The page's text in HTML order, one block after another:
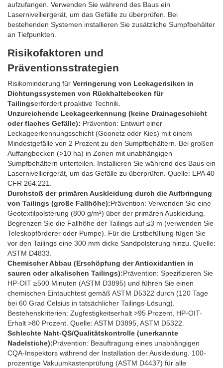
aufzufangen. Verwenden Sie während des Baus ein
Lasernivelliergerät, um das Gefälle zu überprüfen. Bei
bestehenden Systemen installieren Sie zusätzliche Sumpfbehälter
an Tiefpunkten.
Risikofaktoren und
Präventionsstrategien
Risikominderung für Verringerung von Leckagerisiken in
Dichtungssystemen von Rückhaltebecken für
Tailingserfordert proaktive Technik.
Unzureichende Leckageerkennung (keine Drainageschicht
oder flaches Gefälle): Prävention: Entwurf einer
Leckageerkennungsschicht (Geonetz oder Kies) mit einem
Mindestgefälle von 2 Prozent zu den Sumpfbehältern. Bei großen
Auffangbecken (>10 ha) in Zonen mit unabhängigen
Sumpfbehältern unterteilen. Installieren Sie während des Baus ein
Lasernivelliergerät, um das Gefälle zu überprüfen. Quelle: EPA 40
CFR 264.221.
Durchstoß der primären Auskleidung durch die Aufbringung
von Tailings (große Fallhöhe):Prävention: Verwenden Sie eine
Geotextilpolsterung (800 g/m²) über der primären Auskleidung.
Begrenzen Sie die Fallhöhe der Tailings auf ≤3 m (verwenden Sie
Teleskopförderer oder Pumpe). Für die Erstbefüllung fügen Sie
vor den Tailings eine 300 mm dicke Sandpolsterung hinzu. Quelle:
ASTM D4833.
Chemischer Abbau (Erschöpfung der Antioxidantien in
sauren oder alkalischen Tailings):Prävention: Spezifizieren Sie
HP-OIT ≥500 Minuten (ASTM D3895) und führen Sie einen
chemischen Eintauchtest gemäß ASTM D5322 durch (120 Tage
bei 60 Grad Celsius in tatsächlicher Tailings-Lösung).
Bestehenskriterien: Zugfestigkeitserhalt >95 Prozent, HP-OIT-
Erhalt >80 Prozent. Quelle: ASTM D3895, ASTM D5322.
Schlechte Naht-QS/Qualitätskontrolle (unerkannte
Nadelstiche):Prävention: Beauftragung eines unabhängigen
CQA-Inspektors während der Installation der Auskleidung. 100-
prozentige Vakuumkastenprüfung (ASTM D4437) für alle